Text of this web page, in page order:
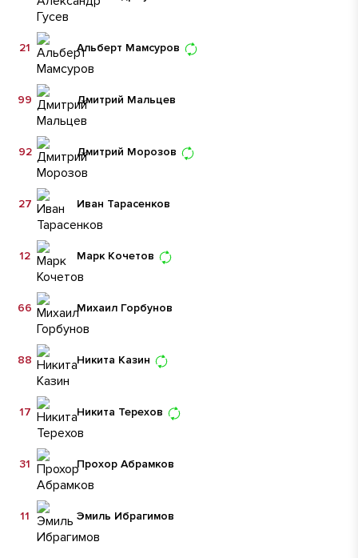
Альберт Мамсуров
21
Дмитрий Мальцев
99
Дмитрий Морозов
92
Иван Тарасенков
27
Марк Кочетов
12
Михаил Горбунов
66
Никита Казин
88
Никита Терехов
17
Прохор Абрамков
31
Эмиль Ибрагимов
11